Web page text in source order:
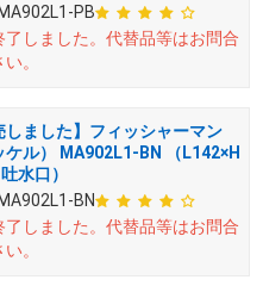
MA902L1-PB
しました。 代替品等はお問合
。
しました】フィッシャーマン
ケル） MA902L1-BN （L142×H
水口）
MA902L1-BN
しました。 代替品等はお問合
。